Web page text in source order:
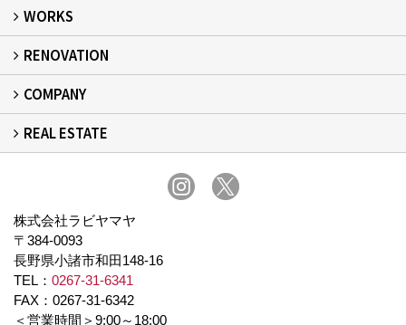
イベント予告
イベント報告
WORKS
建築事例
現場レポート
完工事例
お客様の声
RENOVATION
リフォーム
COMPANY
事業所概要
スタッフ紹介
スタッフブログ
プライバシーポリシー
REAL ESTATE
株式会社ラビヤマヤ
〒384-0093
長野県小諸市和田148-16
TEL： 0267-31-6341
FAX：0267-31-6342
＜営業時間＞9:00～18:00